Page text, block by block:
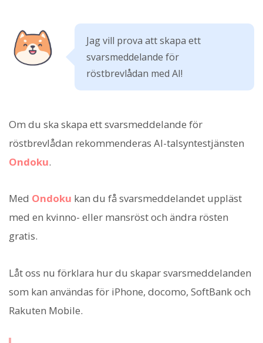
Jag vill prova att skapa ett
svarsmeddelande för
röstbrevlådan med AI!
Om du ska skapa ett svarsmeddelande för
röstbrevlådan rekommenderas AI-talsyntestjänsten
Ondoku.
Med Ondoku kan du få svarsmeddelandet uppläst
med en kvinno- eller mansröst och ändra rösten
gratis.
Låt oss nu förklara hur du skapar svarsmeddelanden
som kan användas för iPhone, docomo, SoftBank och
Rakuten Mobile.